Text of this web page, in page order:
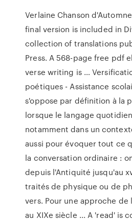
Verlaine Chanson d'Automne
final version is included in
collection of translations
Press. A 568-page free pdf
verse writing is …
poétiques - Assistance
s'oppose par définition à la
lorsque le langage
notamment dans un
aussi pour évoquer tout ce
la conversation ordinaire :
depuis l'Antiquité jusqu'au
traités de physique ou de
vers. Pour une approche
au XIXe siècle ... A 'read' is